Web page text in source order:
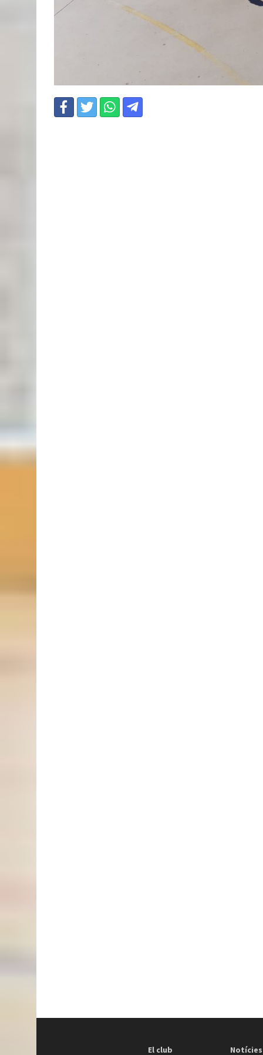
El club Notícies